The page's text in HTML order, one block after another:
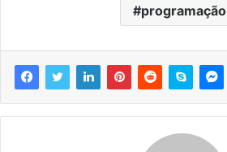
programação